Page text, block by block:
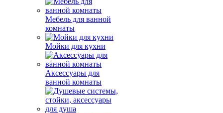
Мебель для ванной
комнаты
Мойки для кухни
Аксессуары для
ванной комнаты